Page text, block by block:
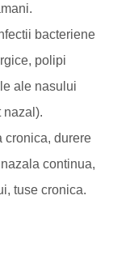
bacteriene
polipi
ale nasului
nazal).
cronica, durere
continua,
tuse cronica.